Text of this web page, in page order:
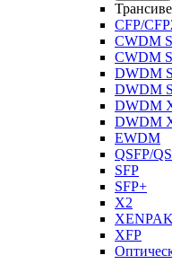
CFP/
CWDM
CWDM
DWDM
DWDM
DWDM
DWDM
EWDM
QSFP/
SFP
SFP+
X2
XENPAK
XFP